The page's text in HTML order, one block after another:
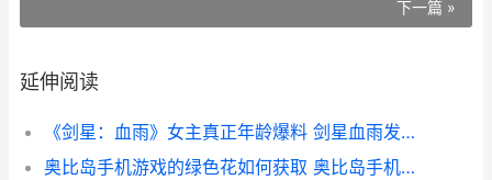
下一篇 »
延伸阅读
《剑星：血雨》女主真正年龄爆料 剑星血雨发售时间
奥比岛手机游戏的绿色花如何获取 奥比岛手机版在线玩游戏